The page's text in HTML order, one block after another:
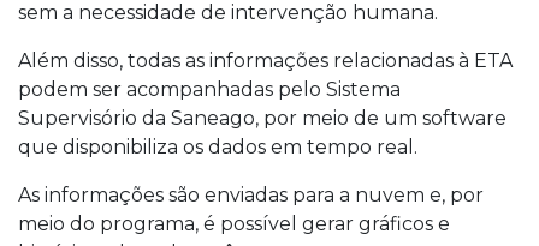
sem a necessidade de intervenção humana.
Além disso, todas as informações relacionadas à ETA
podem ser acompanhadas pelo Sistema
Supervisório da Saneago, por meio de um software
que disponibiliza os dados em tempo real.
As informações são enviadas para a nuvem e, por
meio do programa, é possível gerar gráficos e